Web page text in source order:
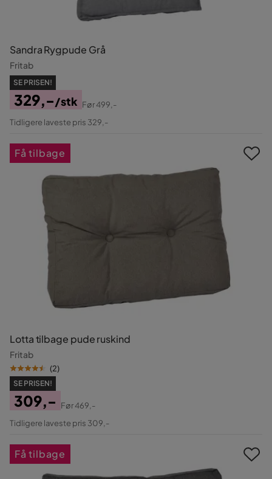
Sandra Rygpude Grå
Fritab
SE PRISEN!
Pris
329,-/stk
Original
Før499,-
Tidligere laveste pris 329,-
Lotta tilbage pude ruskind
Fritab
(2)
SE PRISEN!
Pris
309,-
Original
Før469,-
Tidligere laveste pris 309,-
Få tilbage
Få tilbage